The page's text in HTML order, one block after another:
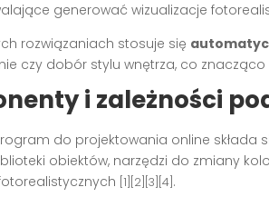
generować wizualizacje
rozwiązaniach stosuje się
czy dobór stylu wnętrza, co
i zależności
do projektowania online składa
obiektów, narzędzi do zmiany
[1][2][3][4] .